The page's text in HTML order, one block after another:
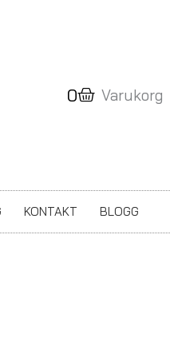
0
Varukorg
Varukorg
KONTAKT BLOGG